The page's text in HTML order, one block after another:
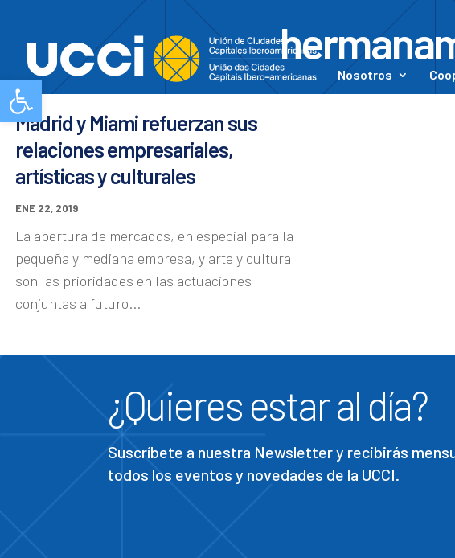
Abrir barra de herramientas Nosotros
Madrid y Miami refuerzan sus
relaciones empresariales,
artísticas y culturales
ENE 22, 2019
La apertura de mercados, en especial para la
pequeña y mediana empresa, y arte y cultura
son las prioridades en las actuaciones
conjuntas a futuro...
¿Quieres estar al día?
Suscríbete a nuestra Newsletter y recibirás
todos los eventos y novedades de la UCCI.